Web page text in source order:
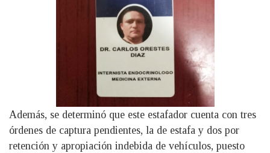
Además, se determinó que este estafador cuenta con tres
órdenes de captura pendientes, la de estafa y dos por
retención y apropiación indebida de vehículos, puesto